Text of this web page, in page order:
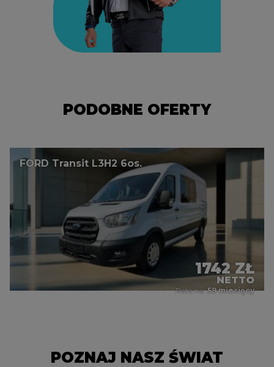
PODOBNE OFERTY
FORD Transit L3H2 6os.
1742 ZŁ
NETTO
Rata na:59 miesięcy
POZNAJ NASZ ŚWIAT